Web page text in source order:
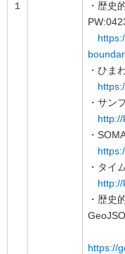
１
・歴史
・ひま
・サン
・
・タイ
・歴史
https://